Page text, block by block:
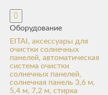
Оборудование
EITAI, аксессуары для
очистки солнечных
панелей, автоматическая
система очистки
солнечных панелей,
солнечная панель 3,6 м,
5,4 м, 7,2 м, стирка